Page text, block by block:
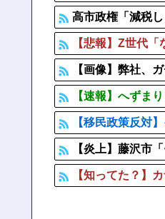
高市政権「減税
【悲報】Z世代
【画像】弊社、
【速報】へずま
【移民政策反対
【炎上】藤沢市
【知ってた？】